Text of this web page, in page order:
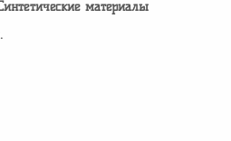
материалы